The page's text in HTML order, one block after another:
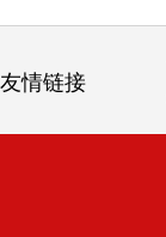
友情链接